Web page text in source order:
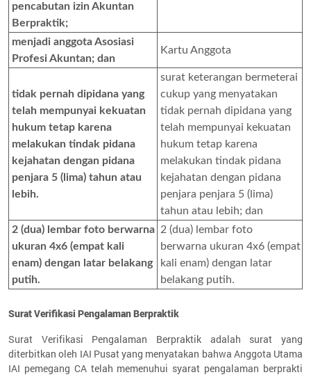
pencabutan izin Akuntan
Berpraktik;
menjadi anggota Asosiasi
Profesi Akuntan; dan
Kartu Anggota
tidak pernah dipidana yang
telah mempunyai kekuatan
hukum tetap karena
melakukan tindak pidana
kejahatan dengan pidana
penjara 5 (lima) tahun atau
lebih.
surat keterangan bermeterai
cukup yang menyatakan
tidak pernah dipidana yang
telah mempunyai kekuatan
hukum tetap karena
melakukan tindak pidana
kejahatan dengan pidana
penjara penjara 5 (lima)
tahun atau lebih; dan
2 (dua) lembar foto berwarna
ukuran 4x6 (empat kali
enam) dengan latar belakang
putih.
2 (dua) lembar foto
berwarna ukuran 4x6 (empat
kali enam) dengan latar
belakang putih.
Surat Verifikasi Pengalaman Berpraktik
Surat Verifikasi Pengalaman Berpraktik adalah surat yang
diterbitkan oleh IAI Pusat yang menyatakan bahwa Anggota Utama
IAI pemegang CA telah memenuhui syarat pengalaman berprakti